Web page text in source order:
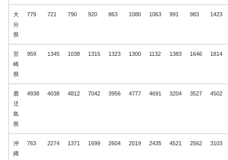
大
分
県
779 721 790 920 863 1080 1063 991 983 1423
宮
崎
県
959 1345 1038 1315 1323 1300 1132 1383 1646 1814
鹿
児
島
県
4938 4038 4812 7042 3956 4777 4691 3204 3527 4502
沖
縄
763 2274 1371 1699 2604 2019 2435 4521 2562 3103